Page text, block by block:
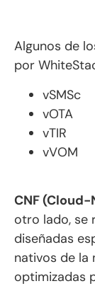
Algunos de
por
vSMSc
vOTA
vTIR
vVOM
CNF
otro lado, se
diseñadas
nativos de la
optimizadas